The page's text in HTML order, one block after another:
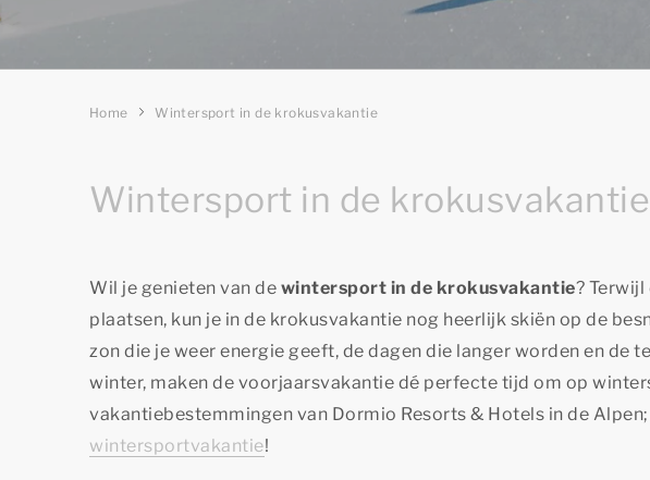
Home Wintersport in de krokusvakantie
Wintersport in de krokusvakantie
Wil je genieten van de wintersport in de krokusvakantie?
plaatsen, kun je in de krokusvakantie nog heerlijk skiën op de
zon die je weer energie geeft, de dagen die langer worden en de
winter, maken de voorjaarsvakantie dé perfecte tijd om op
vakantiebestemmingen van Dormio Resorts & Hotels in de
wintersportvakantie!